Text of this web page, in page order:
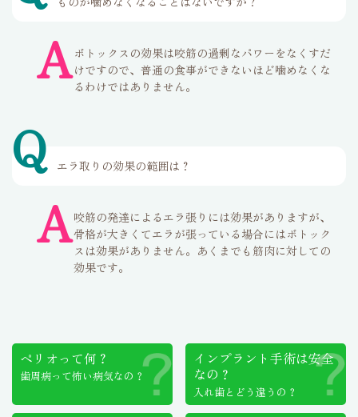
Aボトックスの効果は咬筋の過剰なパワーをなくすだ
けですので、普通の食事ができないほど噛めなくな
るわけではありません。
Q エラ取りの効果の範囲は？
A咬筋の発達によるエラ張りには効果がありますが、
骨格が大きくてエラが張っている場合にはボトック
スは効果がありません。あくまでも筋肉に対しての
効果です。
ペリオって何？
歯周病って怖い病気なの？
インプラント手術は安全
なの？
入れ歯とどう違うの？